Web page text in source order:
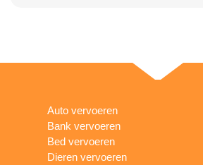
Auto vervoeren
Bank vervoeren
Bed vervoeren
Dieren vervoeren